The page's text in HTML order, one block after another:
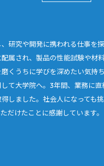
研究や開発に携われる仕事を
属され、製品の性能試験や材
くうちに学びを深めたい気持
て大学院へ。3年間、業務に
しました。社会人になっても
だけたことに感謝しています。